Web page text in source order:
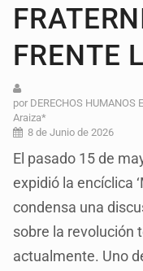
FRENTE
por DERECHOS HUMANOS
Araiza*
8 de Junio de 2026
El pasado 15 de
expidió la encíclica
condensa una
sobre la revolución
actualmente. Uno